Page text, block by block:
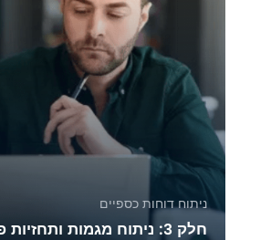
39214
ניתוח דוחות כספיים
חלק 3: ניתוח מגמות ותחזיות פיננסיות